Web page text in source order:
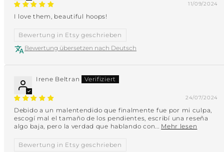
11/09/2024
I love them, beautiful hoops!
Bewertung in Etsy geschrieben
Bewertung übersetzen nach Deutsch
Irene Beltran
24/07/2024
Debido a un malentendido que finalmente fue por mi culpa,
escogí mal el tamaño de los pendientes, escribí una reseña
algo baja, pero la verdad que hablando con... Mehr lesen
Bewertung in Etsy geschrieben